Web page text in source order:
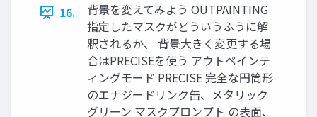
16.
背景を変えてみよう OUTPAINTING
指定したマスクがどういうふうに解
釈されるか、 背景大きく変更する場
合はPRECISEを使う アウトペインテ
ィングモード PRECISE 完全な円筒形
のエナジードリンク缶、メタリック
グリーン マスクプロンプト の表面、